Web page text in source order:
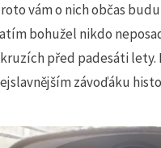
vám o nich občas
bohužel nikdo
před padesáti lety.
závoďáku